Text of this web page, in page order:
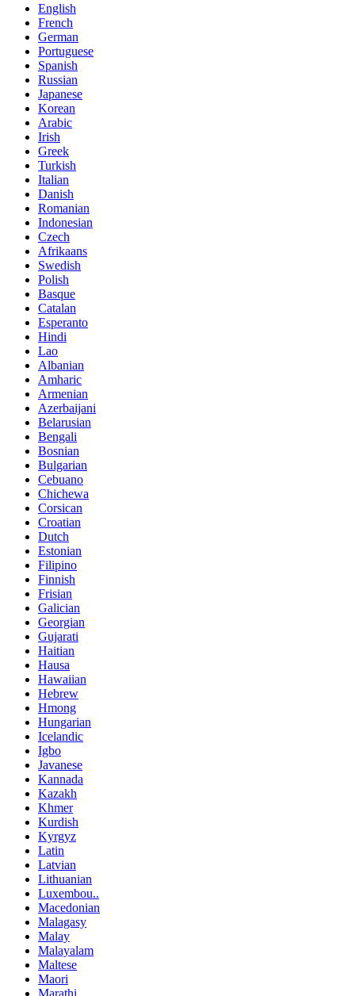
English
French
German
Portuguese
Spanish
Russian
Japanese
Korean
Arabic
Irish
Greek
Turkish
Italian
Danish
Romanian
Indonesian
Czech
Afrikaans
Swedish
Polish
Basque
Catalan
Esperanto
Hindi
Lao
Albanian
Amharic
Armenian
Azerbaijani
Belarusian
Bengali
Bosnian
Bulgarian
Cebuano
Chichewa
Corsican
Croatian
Dutch
Estonian
Filipino
Finnish
Frisian
Galician
Georgian
Gujarati
Haitian
Hausa
Hawaiian
Hebrew
Hmong
Hungarian
Icelandic
Igbo
Javanese
Kannada
Kazakh
Khmer
Kurdish
Kyrgyz
Latin
Latvian
Lithuanian
Luxembou..
Macedonian
Malagasy
Malay
Malayalam
Maltese
Maori
Marathi